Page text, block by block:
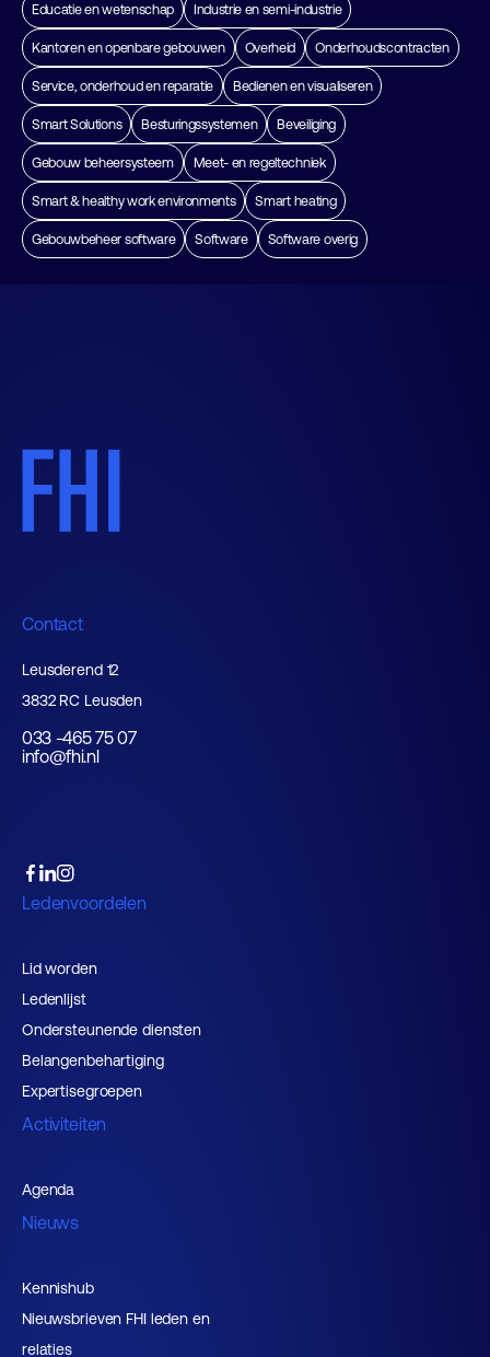
Educatie en wetenschap Industrie en semi-industrie
Kantoren en openbare gebouwen Overheid Onderhoudscontracten
Service, onderhoud en reparatie Bedienen en visualiseren
Smart Solutions Besturingssystemen Beveiliging
Gebouw beheersysteem Meet- en regeltechniek
Smart & healthy work environments Smart heating
Gebouwbeheer software Software Software overig
Contact
Leusderend 12
3832 RC Leusden
033 -465 75 07
info@fhi.nl
Ledenvoordelen
Lid worden
Ledenlijst
Ondersteunende diensten
Belangenbehartiging
Expertisegroepen
Activiteiten
Agenda
Nieuws
Kennishub
Nieuwsbrieven FHI leden en
relaties